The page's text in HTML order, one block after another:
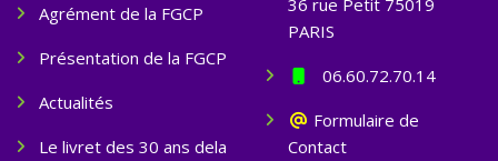
Agrément de la FGCP
Présentation de la FGCP
Actualités
Le livret des 30 ans dela
36 rue Petit 75019
PARIS
06.60.72.70.14
Formulaire de
Contact